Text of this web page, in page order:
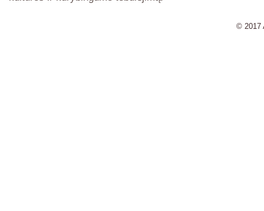
© 2017